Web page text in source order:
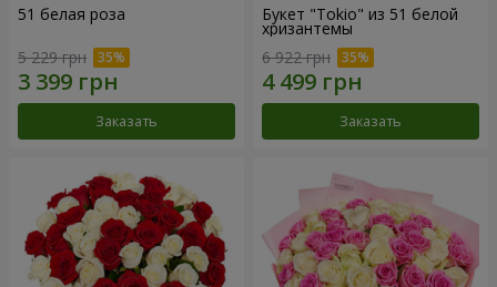
51 белая роза
5 229 грн
Заказать
Букет "Tokio" из 51 белой
хризантемы
6 922 грн
Заказать